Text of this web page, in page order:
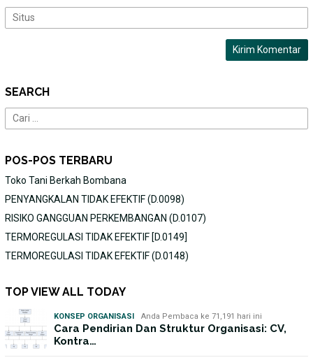
SEARCH
Cari
untuk:
POS-POS TERBARU
Toko Tani Berkah Bombana
PENYANGKALAN TIDAK EFEKTIF (D.0098)
RISIKO GANGGUAN PERKEMBANGAN (D.0107)
TERMOREGULASI TIDAK EFEKTIF [D.0149]
TERMOREGULASI TIDAK EFEKTIF (D.0148)
TOP VIEW ALL TODAY
KONSEP ORGANISASI Anda Pembaca ke 71,191 hari ini
Cara Pendirian Dan Struktur Organisasi: CV,
Kontra…